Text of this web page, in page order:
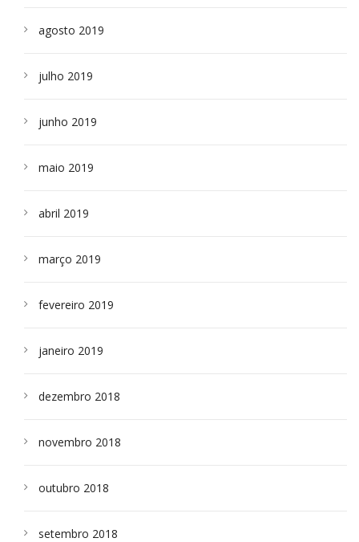
agosto 2019
julho 2019
junho 2019
maio 2019
abril 2019
março 2019
fevereiro 2019
janeiro 2019
dezembro 2018
novembro 2018
outubro 2018
setembro 2018